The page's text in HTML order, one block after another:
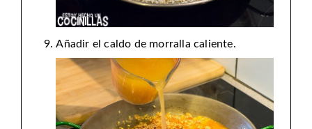
Añadir el caldo de morralla caliente.